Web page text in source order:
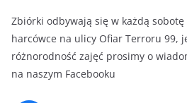
Zbiórki odbywają się w każdą
harcówce na ulicy Ofiar Terroru 99,
różnorodność zajęć prosimy o
na naszym Facebooku